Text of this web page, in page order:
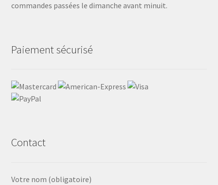
commandes passées le dimanche avant minuit.
Paiement sécurisé
Contact
Votre nom (obligatoire)